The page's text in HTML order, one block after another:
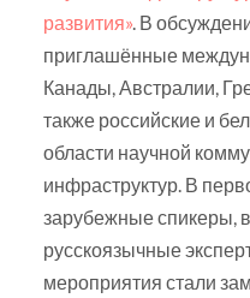
развития». В
приглашённые
Канады, Австралии,
также российские и
области научной
инфраструктур. В
зарубежные спикеры,
русскоязычные
мероприятия стали